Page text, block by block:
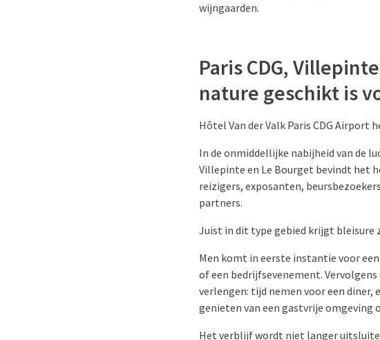
wijngaarden.
Paris CDG,
nature geschikt is
Hôtel Van der Valk Paris CDG
In de onmiddellijke nabijheid van de
Villepinte en Le Bourget bevindt het
reizigers, exposanten,
partners.
Juist in dit type gebied krijgt bleisure
Men komt in eerste instantie voor
of een bedrijfsevenement.
verlengen: tijd nemen voor een
genieten van een gastvrije omgeving
Het verblijf wordt niet langer